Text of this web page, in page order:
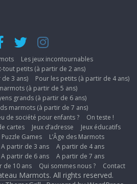
Les jeux incontournables
tout petits (à partir de 2 ans)
3 ans)
Pour les petits (à partir de 4 ans)
(à partir de 5 ans)
grands (à partir de 6 ans)
marmots (à partir de 7 ans)
de société pour enfants ?
On teste !
cartes Jeux d’adresse
Jeux éducatifs
Puzzle Games
L’Âge des Marmots
A partir de 3 ans
A partir de 4 ans
A partir de 6 ans
A partir de 7 ans
de 10 ans Qui sommes nous ? Contact
Marmots. All rights reserved.